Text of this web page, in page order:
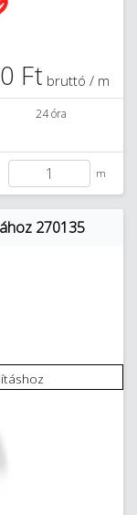
Ft bruttó / m
24 óra
m
270135